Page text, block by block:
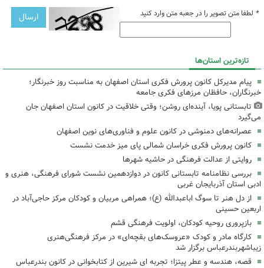
* لطفا متن تصویر را در جعبه متن وارد کنید
تازه‌ترین استان‌ها
پیام مدیرکل کانون پرورش فکری استان اصفهان به مناسبت روز خبرنگار؛
خبرنگاران، حافظان مرزهای فکری جامعه
تابستانی پویا، آینده‌ای روشن؛ وقتی خلاقیت در کانون استان اصفهان جان
می‌گیرد
عصرانه‌های دمنوشی در کانون علوم و فناوری‌های نوین اصفهان
کانون پرورش فکری خراسان شمالی پای میز خدمت نشست
روایتی از عدالت فرهنگی در حاشیه شهرها
بررسی نظامنامه تابستانی کانون در دوازدهمین نشست شورای فرهنگی، هنری و
ادبی استان آذربایجان غربی
از دل هنر تا سوگ اباعبدالله (ع)؛ همراهی مربیان و کودکان مرکز حاجی‌آباد در
اربعین حسینی
بازپروری روحیه کودکان، اولویت فرهنگی قشم
کارگاه مادر و کودک «عروسک‌های بقچه‌ای» در مرکز فرهنگی‌هنری
زیباشهربندرعباس برگزار شد
قصه، هندسه و عطر پیتزا؛ تجربه ای شیرین از کتابخوانی در کانون بندرعباس